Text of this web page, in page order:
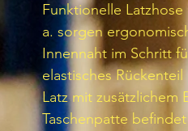
Funktionelle
a. sorgen
Innennaht im Schritt
elastisches
Latz mit zusätzlichem
Taschenpatte